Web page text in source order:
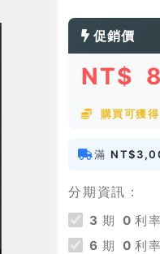
促銷價
NT$
購買可獲
滿
分期資訊：
3 期 0 利
6 期 0 利